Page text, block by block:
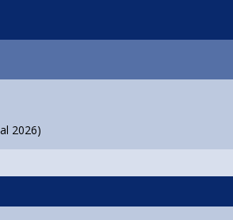
2026)